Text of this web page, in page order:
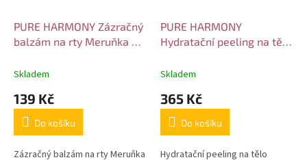
PURE HARMONY Zázračný
balzám na rty Meruňka 5
Skladem
139 Kč
Do košíku
Zázračný balzám na rty Meruňka
PURE HARMONY
Hydratační peeling na tělo
Skladem
365 Kč
Do košíku
Hydratační peeling na tělo